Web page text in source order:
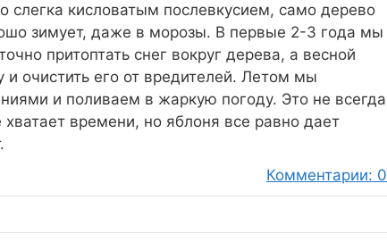
слегка кисловатым послевкусием, само дерево
зимует, даже в морозы. В первые 2-3 года мы
притоптать снег вокруг дерева, а весной
и очистить его от вредителей. Летом мы
и поливаем в жаркую погоду. Это не всегда
хватает времени, но яблоня все равно дает
Комментарии: 0